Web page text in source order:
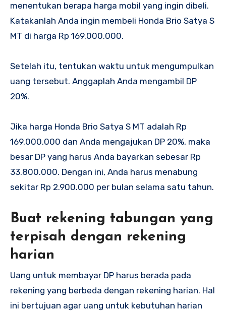
menentukan berapa harga mobil yang ingin dibeli.
Katakanlah Anda ingin membeli Honda Brio Satya S
MT di harga Rp 169.000.000.
Setelah itu, tentukan waktu untuk mengumpulkan
uang tersebut. Anggaplah Anda mengambil DP
20%.
Jika harga Honda Brio Satya S MT adalah Rp
169.000.000 dan Anda mengajukan DP 20%, maka
besar DP yang harus Anda bayarkan sebesar Rp
33.800.000. Dengan ini, Anda harus menabung
sekitar Rp 2.900.000 per bulan selama satu tahun.
Buat rekening tabungan yang
terpisah dengan rekening
harian
Uang untuk membayar DP harus berada pada
rekening yang berbeda dengan rekening harian. Hal
ini bertujuan agar uang untuk kebutuhan harian